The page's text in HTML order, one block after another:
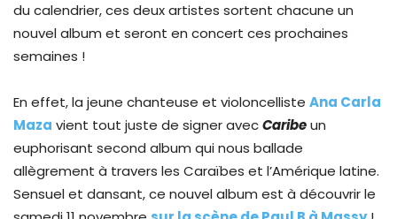
du calendrier, ces deux artistes sortent chacune un
nouvel album et seront en concert ces prochaines
semaines !
En effet, la jeune chanteuse et violoncelliste Ana Carla
Maza vient tout juste de signer avecCaribeun
euphorisant second album qui nous ballade
allègrement à travers les Caraïbes et l’Amérique latine.
Sensuel et dansant, ce nouvel album est à découvrir le